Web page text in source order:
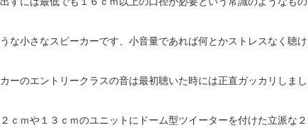
な小さなスピーカーです、小音量であれば何とかストレスなく聴け
ーのエントリークラスの音は最初聴いた時には正直ガッカリしまし
ｃｍや１３ｃｍのユニットにドーム型ツイーターを付けた立派な２